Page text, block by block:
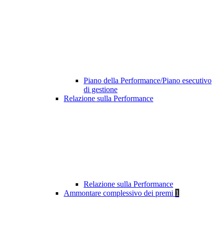
Piano della Performance/Piano esecutivo
di gestione
Relazione sulla Performance
Relazione sulla Performance
Ammontare complessivo dei premi 1